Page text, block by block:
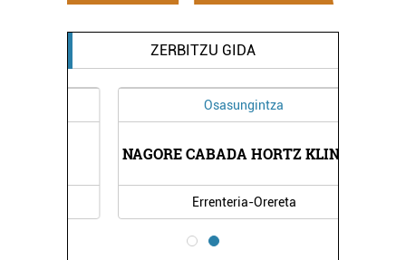
ZERBITZU GIDA
Osasungintza
NAGORE CABADA HORTZ KLINIKA
Errenteria-Orereta